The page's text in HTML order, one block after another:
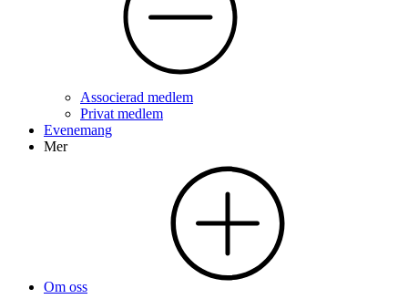
Associerad medlem
Privat medlem
Evenemang
Mer
Om oss